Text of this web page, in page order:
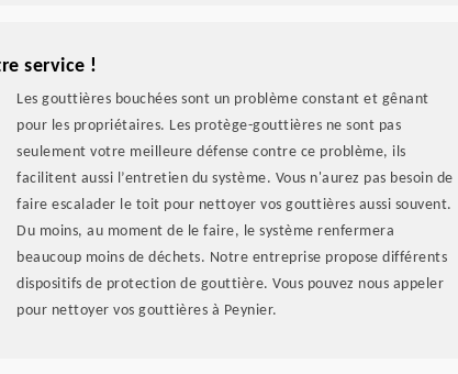
service !
Les gouttières bouchées sont un problème constant et gênant
pour les propriétaires. Les protège-gouttières ne sont pas
seulement votre meilleure défense contre ce problème, ils
facilitent aussi l’entretien du système. Vous n'aurez pas besoin de
faire escalader le toit pour nettoyer vos gouttières aussi souvent.
Du moins, au moment de le faire, le système renfermera
beaucoup moins de déchets. Notre entreprise propose différents
dispositifs de protection de gouttière. Vous pouvez nous appeler
pour nettoyer vos gouttières à Peynier.